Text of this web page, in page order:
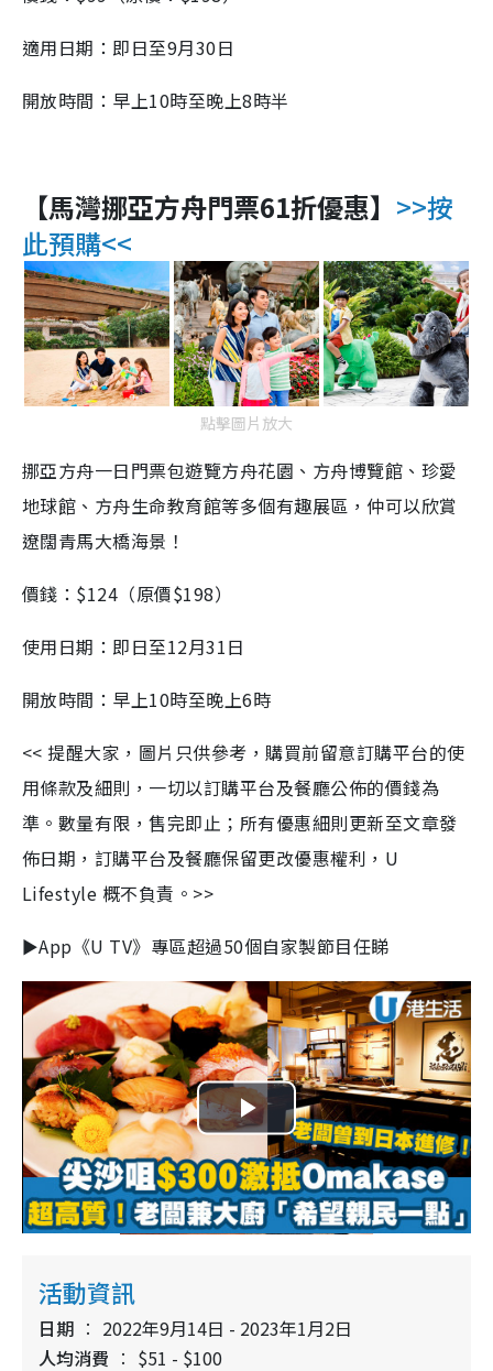
適用日期：即日至9月30日
開放時間：早上10時至晚上8時半
【馬灣挪亞方舟門票61折優惠】 >>按
此預購<<
點擊圖片放大
挪亞方舟一日門票包遊覽方舟花園、方舟博覽館、珍愛
地球館、方舟生命教育館等多個有趣展區，仲可以欣賞
遼闊青馬大橋海景！
價錢：$124（原價$198）
使用日期：即日至12月31日
開放時間：早上10時至晚上6時
<< 提醒大家，圖片只供參考，購買前留意訂購平台的使
用條款及細則，一切以訂購平台及餐廳公佈的價錢為
準。數量有限，售完即止；所有優惠細則更新至文章發
佈日期，訂購平台及餐廳保留更改優惠權利，U
Lifestyle 概不負責。>>
►App《U TV》專區超過50個自家製節目任睇
P
l
a
V
活動資訊
日期
2022年9月14日 - 2023年1月2日
人均消費
$51 - $100